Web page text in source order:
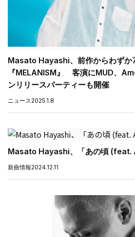
Masato Hayashi、前作からわずか
『MELANISM』 客演にMUD、
ンリリースパーティーも開催
ニュース2025.1.8
Masato Hayashi、「あの頃 (feat.
新曲情報2024.12.11